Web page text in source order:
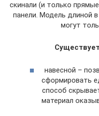
скинали (и только
панели. Модель длиной
могут
навесной –
сформировать
способ
материал